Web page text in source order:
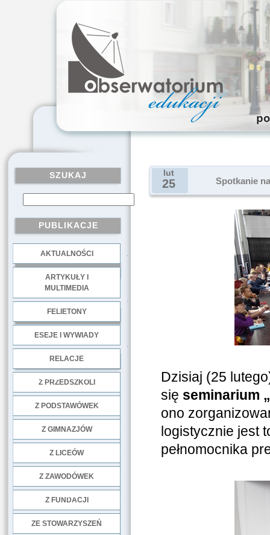
SZUKAJ
PUBLIKACJE
AKTUALNOŚCI
ARTYKUŁY I
MULTIMEDIA
FELIETONY
ESEJE I WYWIADY
RELACJE
Z PRZEDSZKOLI
Z PODSTAWÓWEK
Z GIMNAZJÓW
Z LICEÓW
Z ZAWODÓWEK
Z FUNDACJI
ZE STOWARZYSZEŃ
lut
25 Spotkanie
Dzisiaj (25
się seminarium „
ono
logistycznie jest
pełnomocnika